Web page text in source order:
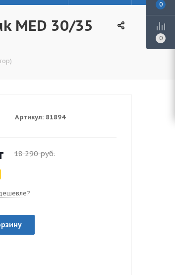
MED 30/35
Артикул: 81894
18 290руб.
0
0